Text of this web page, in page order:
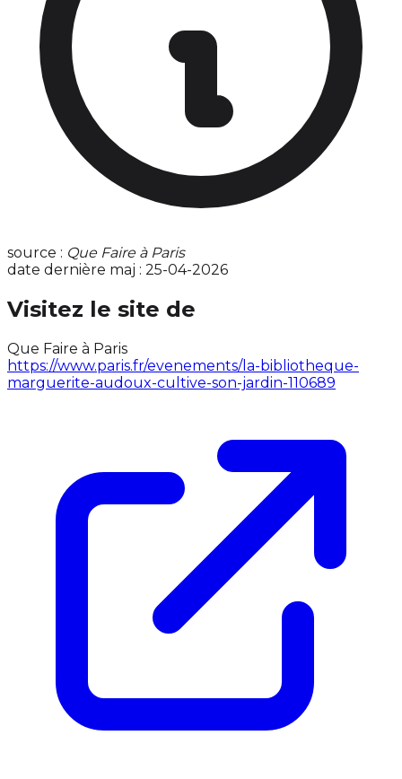
source : Que Faire à Paris
date dernière maj : 25-04-2026
Visitez le site de
Que Faire à Paris
https://www.paris.fr/evenements/la-bibliotheque-
marguerite-audoux-cultive-son-jardin-110689